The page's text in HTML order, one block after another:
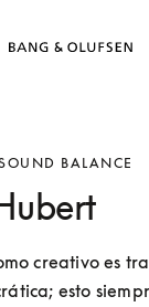
BALANCE
creativo es
esto